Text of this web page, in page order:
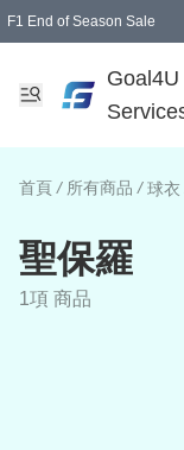
F1 End of Season Sale
首頁 / 所有商品 / 球衣
聖保羅
1項 商品